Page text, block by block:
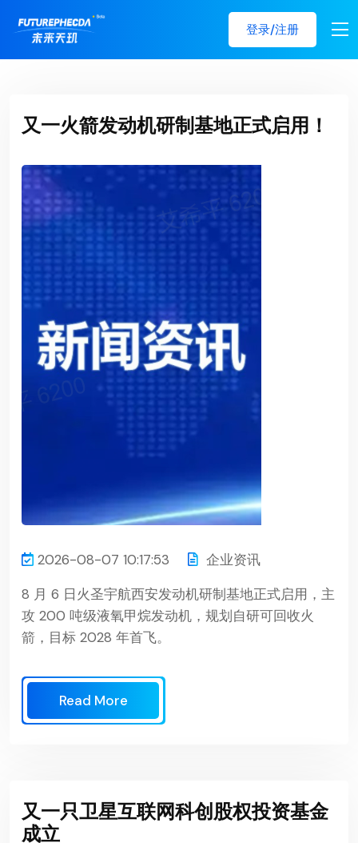
登录/注册
又一火箭发动机研制基地正式启用！
2026-08-07 10:17:53
企业资讯
8 月 6 日火圣宇航西安发动机研制基地正式启用，主
攻 200 吨级液氧甲烷发动机，规划自研可回收火
箭，目标 2028 年首飞。
Read More
又一只卫星互联网科创股权投资基金
成立